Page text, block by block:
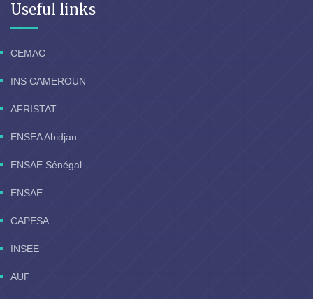
Useful links
CEMAC
INS CAMEROUN
AFRISTAT
ENSEA Abidjan
ENSAE Sénégal
ENSAE
CAPESA
INSEE
AUF